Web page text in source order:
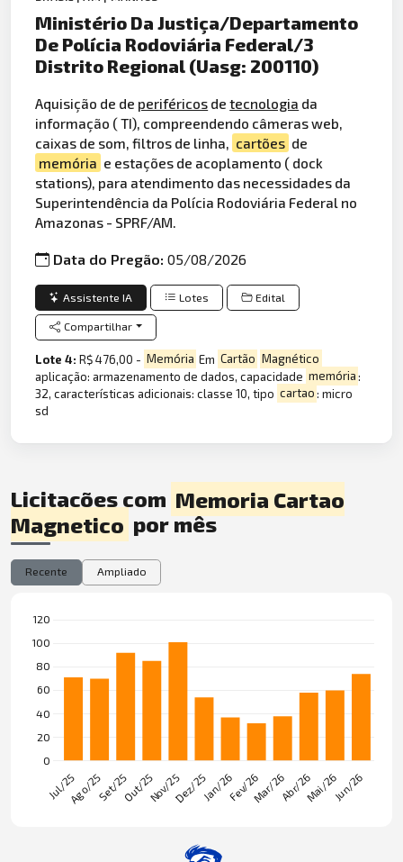
Ministério Da Justiça/Departamento
De Polícia Rodoviária Federal/3
Distrito Regional (Uasg: 200110)
Aquisição de de periféricos detecnologia da
informação ( TI), compreendendo câmeras web,
caixas de som, filtros de linha, cartões de
memória e estações de acoplamento ( dock
stations), para atendimento das necessidades da
Superintendência da Polícia Rodoviária Federal no
Amazonas - SPRF/AM.
Data do Pregão:05/08/2026
Assistente IA Lotes Edital
Compartilhar
Lote 4:R$ 476,00 - Memória Em Cartão
Magnético
aplicação: armazenamento de dados, capacidade memória:
32, características adicionais: classe 10, tipo cartao: micro
sd
Licitações com Memoria Cartao
Magnetico por mês
Recente Ampliado